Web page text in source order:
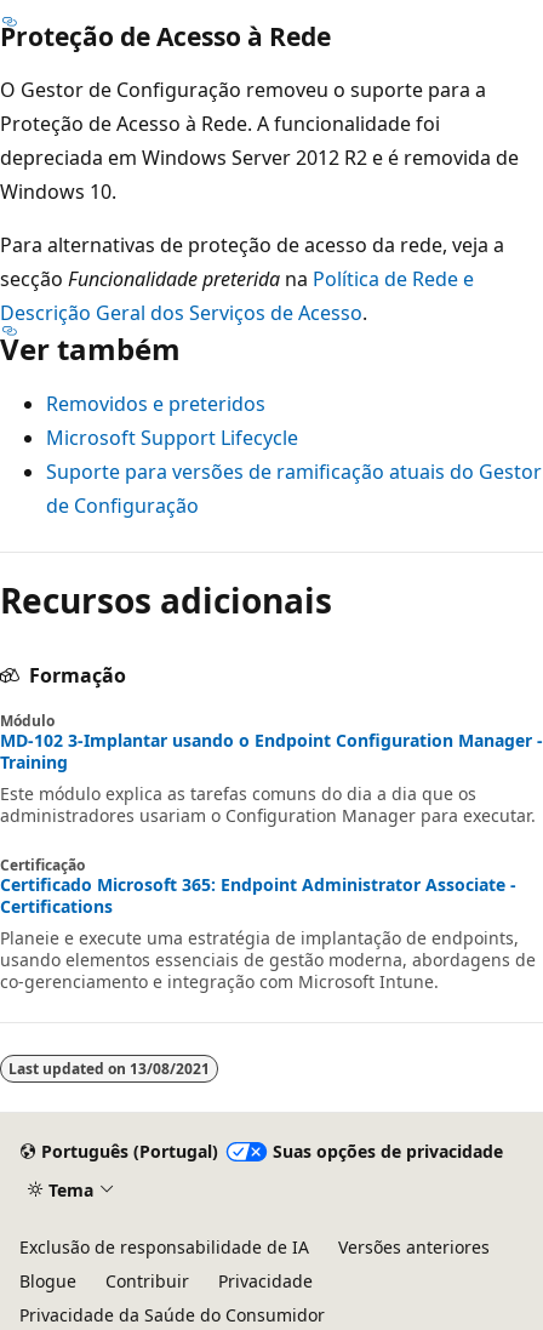
Proteção de Acesso à Rede
O Gestor de Configuração removeu o suporte para a
Proteção de Acesso à Rede. A funcionalidade foi
depreciada em Windows Server 2012 R2 e é removida de
Windows 10.
Para alternativas de proteção de acesso da rede, veja a
secção Funcionalidade preterida na Política de Rede e
Descrição Geral dos Serviços de Acesso.
Ver também
Removidos e preteridos
Microsoft Support Lifecycle
Suporte para versões de ramificação atuais do Gestor
de Configuração
Recursos adicionais
Formação
Módulo
MD-102 3-Implantar usando o Endpoint Configuration Manager -
Training
Este módulo explica as tarefas comuns do dia a dia que os
administradores usariam o Configuration Manager para executar.
Certificação
Certificado Microsoft 365: Endpoint Administrator Associate -
Certifications
Planeie e execute uma estratégia de implantação de endpoints,
usando elementos essenciais de gestão moderna, abordagens de
co-gerenciamento e integração com Microsoft Intune.
Last updated on 13/08/2021
Português (Portugal)
Suas opções de privacidade
Tema
Exclusão de responsabilidade de IA
Versões anteriores
Blogue
Contribuir
Privacidade
Privacidade da Saúde do Consumidor